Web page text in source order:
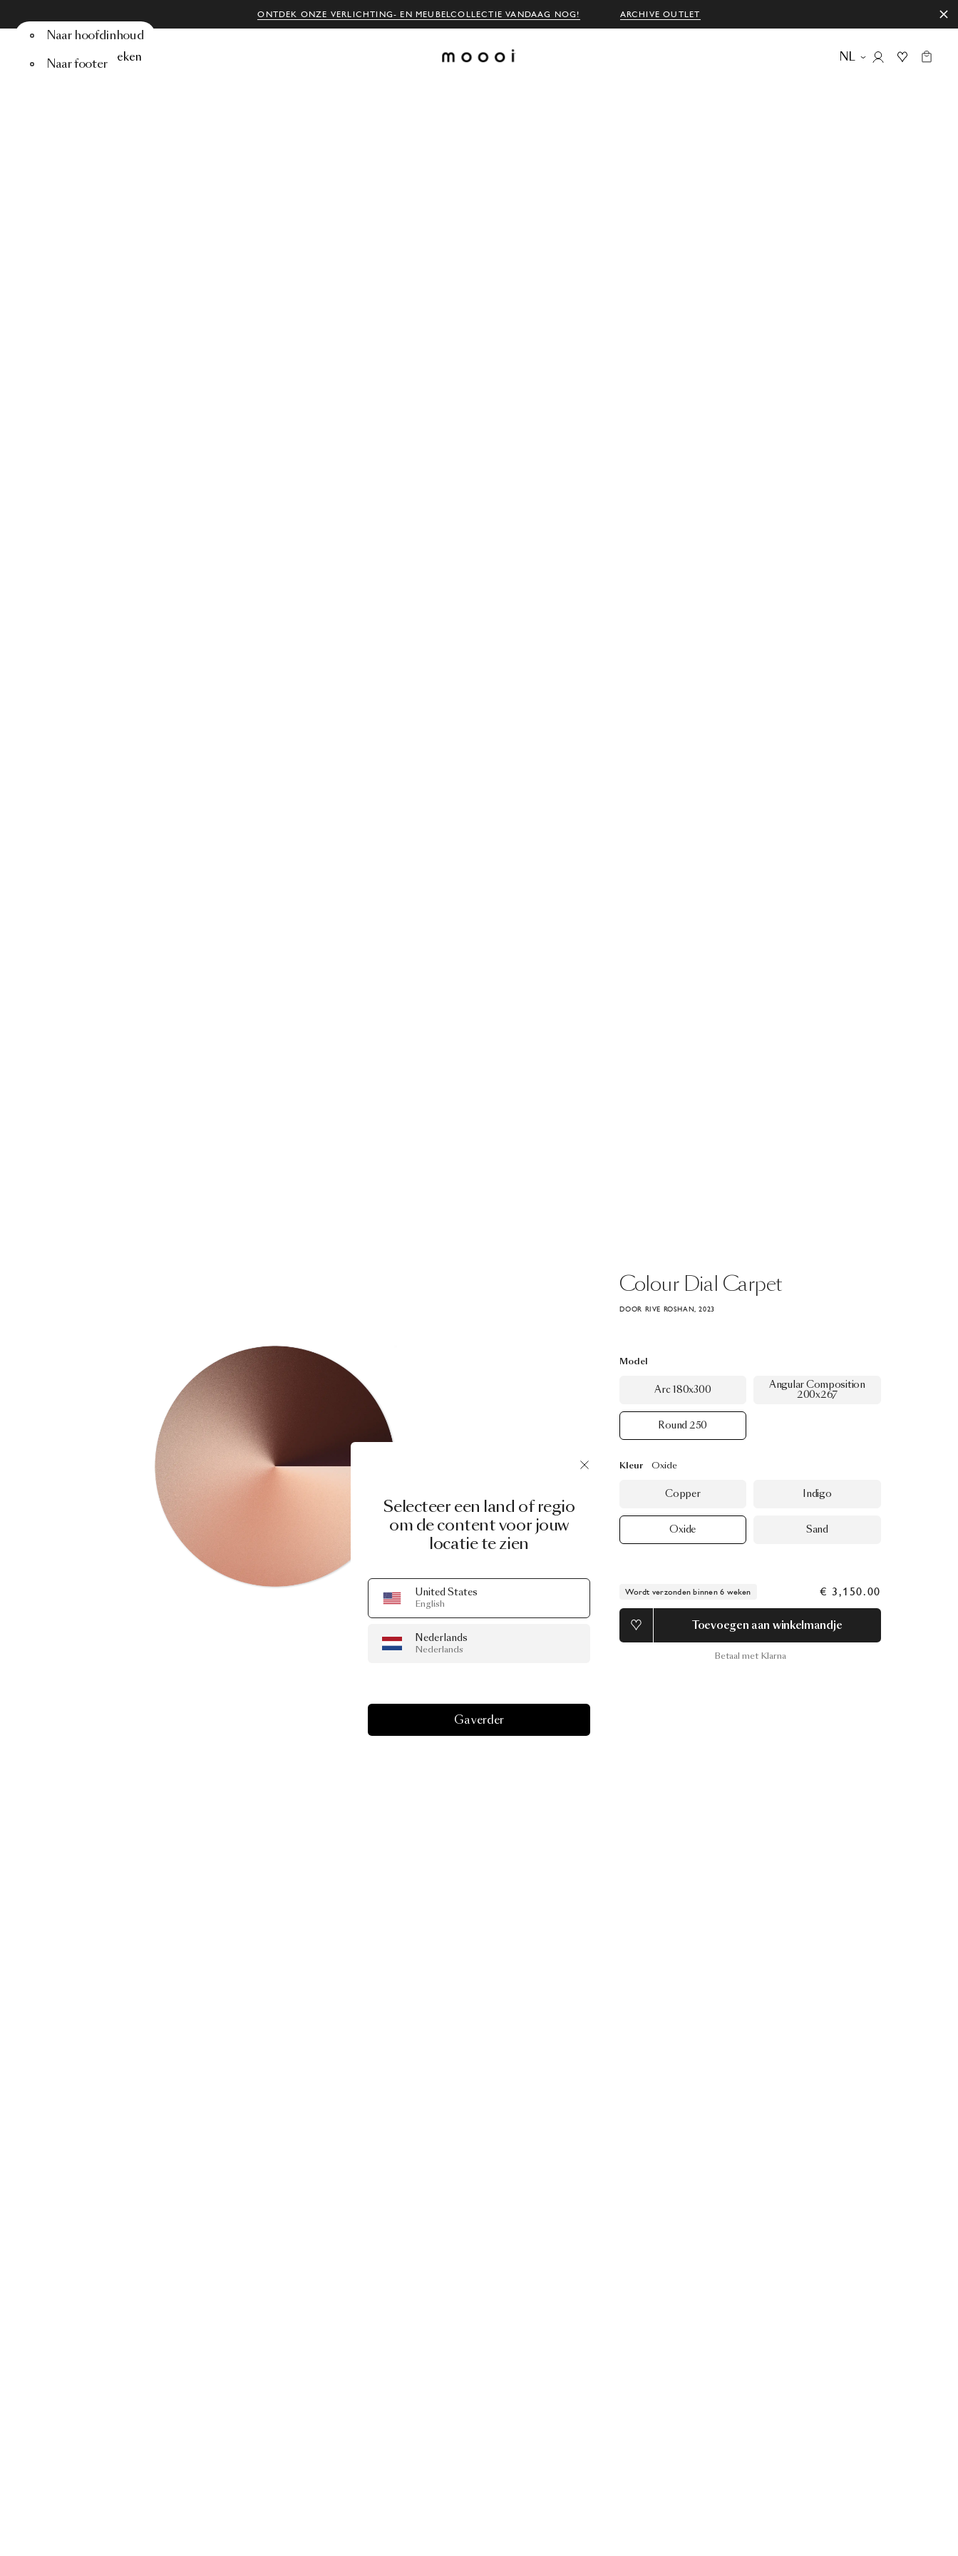
ONTDEK ONZE VERLICHTING- EN MEUBELCOLLECTIE VANDAAG NOG! ARCHIVE OUTLET
Naar hoofdinhoud
Naar footer
Menu Zoeken NL
Colour Dial Carpet
DOOR RIVE ROSHAN, 2023
Model
Arc 180x300 Angular Composition
200x267
Round 250
Kleur Oxide
Copper Indigo
Oxide Sand
Wordt verzonden binnen 6 weken € 3,150.00
Toevoegen aan winkelmandje
Betaal met Klarna
Selecteer een land of regio
om de content voor jouw
locatie te zien
United States
English
Nederlands
Nederlands
Ga verder